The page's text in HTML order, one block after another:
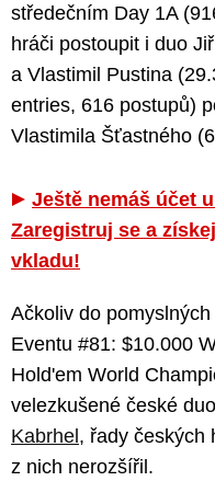
středečním Day 1A
hráči postoupit i duo
a Vlastimil Pustina
entries, 616 postupů)
Vlastimila Šťastného
Ještě nemáš účet
Zaregistruj se a
vkladu!
Ačkoliv do
Eventu #81: $10.000
Hold'em World
velezkušené české
Kabrhel , řady českých
z nich nerozšířil.